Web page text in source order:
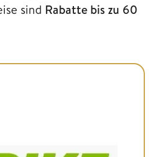
sind Rabatte bis zu 60